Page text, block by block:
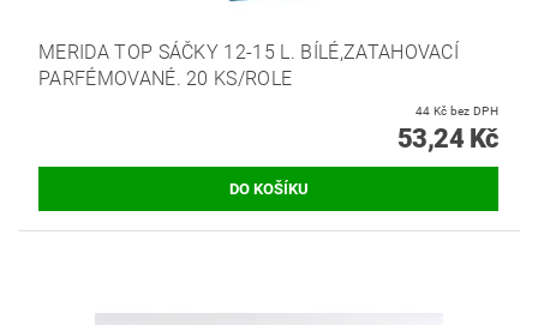
MERIDA TOP SÁČKY 12-15 L. BÍLÉ,ZATAHOVACÍ
PARFÉMOVANÉ. 20 KS/ROLE
44 Kč bez DPH
53,24 Kč